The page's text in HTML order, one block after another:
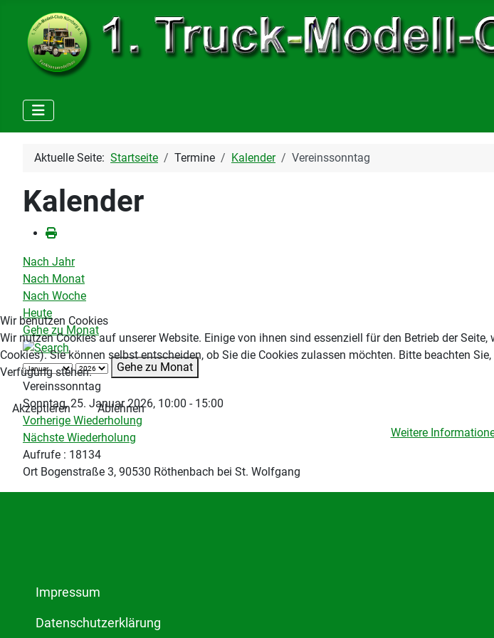
Aktuelle Seite: Startseite Termine Kalender Vereinssonntag
Kalender
Nach Jahr
Nach Monat
Nach Woche
Heute
Gehe zu Monat
Gehe zu Monat
Vereinssonntag
Sonntag, 25. Januar 2026, 10:00 - 15:00
Vorherige Wiederholung
Nächste Wiederholung
Aufrufe : 18134
Ort Bogenstraße 3, 90530 Röthenbach bei St. Wolfgang
Impressum
Datenschutzerklärung
Wir benutzen Cookies
Wir nutzen Cookies auf unserer Website. Einige von ihnen sind essenziell für den Betrieb der
Cookies). Sie können selbst entscheiden, ob Sie die Cookies zulassen möchten. Bitte beachten
Verfügung stehen.
Akzeptieren
Ablehnen
Weitere